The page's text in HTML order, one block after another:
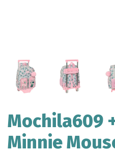
Mochila609
Minnie